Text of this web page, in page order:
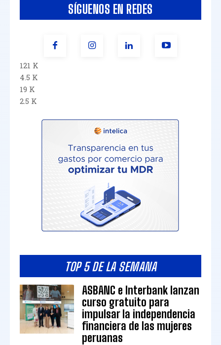
SÍGUENOS EN REDES
121 K
4.5 K
19 K
2.5 K
TOP 5 DE LA SEMANA
ASBANC e Interbank lanzan
curso gratuito para
impulsar la independencia
financiera de las mujeres
peruanas